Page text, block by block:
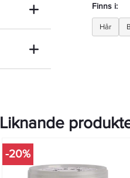
Finns i:
Hår
Liknande
-20%